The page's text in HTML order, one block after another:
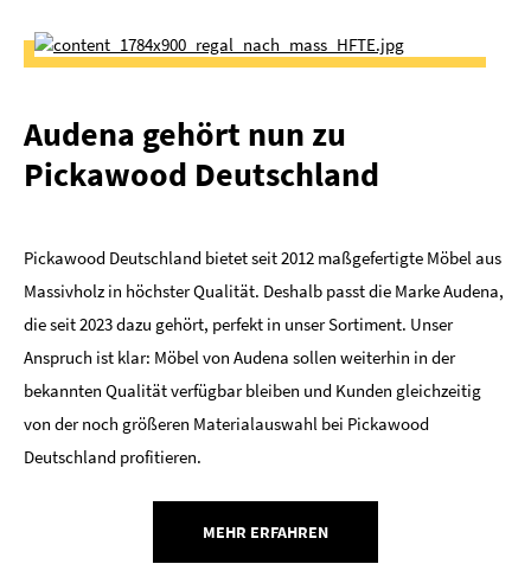
Audena gehört nun zu
Pickawood Deutschland
Pickawood Deutschland bietet seit 2012 maßgefertigte Möbel aus
Massivholz in höchster Qualität. Deshalb passt die Marke Audena,
die seit 2023 dazu gehört, perfekt in unser Sortiment. Unser
Anspruch ist klar: Möbel von Audena sollen weiterhin in der
bekannten Qualität verfügbar bleiben und Kunden gleichzeitig
von der noch größeren Materialauswahl bei Pickawood
Deutschland profitieren.
MEHR ERFAHREN